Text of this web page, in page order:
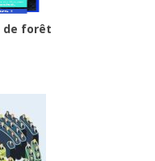
de forêt